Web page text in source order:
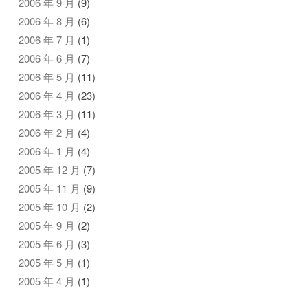
2006 年 8 月 (6)
2006 年 7 月 (1)
2006 年 6 月 (7)
2006 年 5 月 (11)
2006 年 4 月 (23)
2006 年 3 月 (11)
2006 年 2 月 (4)
2006 年 1 月 (4)
2005 年 12 月 (7)
2005 年 11 月 (9)
2005 年 10 月 (2)
2005 年 9 月 (2)
2005 年 6 月 (3)
2005 年 5 月 (1)
2005 年 4 月 (1)